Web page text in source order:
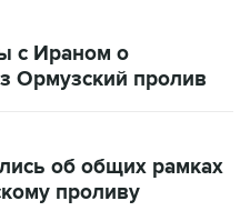
с Ираном о
Ормузский пролив
об общих рамках
проливу